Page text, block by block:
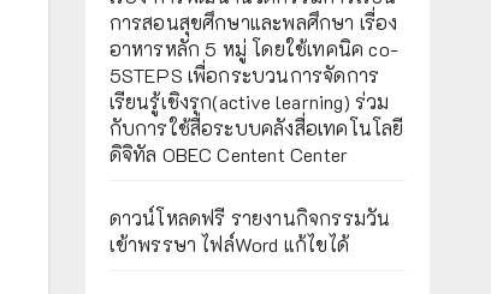
การสอนสุขศึกษาและพลศึกษา เรื่อง
อาหารหลัก 5 หมู่ โดยใช้เทคนิค co-
5STEPS เพื่อกระบวนการจัดการ
เรียนรู้เชิงรุก(active learning) ร่วม
กับการใช้สื่อระบบคลังสื่อเทคโนโลยี
ดิจิทัล OBEC Centent Center
ดาวน์โหลดฟรี รายงานกิจกรรมวัน
เข้าพรรษา ไฟล์Word แก้ไขได้